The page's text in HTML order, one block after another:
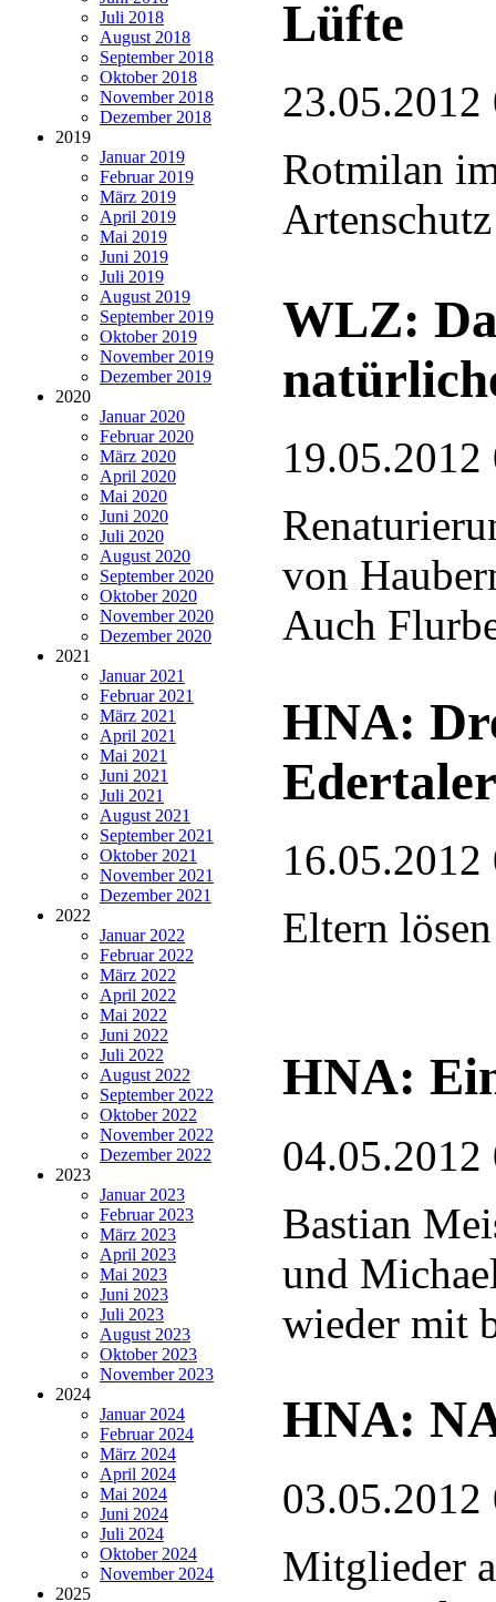
Juli 2018
August 2018
September 2018
Oktober 2018
November 2018
Dezember 2018
2019
Januar 2019
Februar 2019
März 2019
April 2019
Mai 2019
Juni 2019
Juli 2019
August 2019
September 2019
Oktober 2019
November 2019
Dezember 2019
2020
Januar 2020
Februar 2020
März 2020
April 2020
Mai 2020
Juni 2020
Juli 2020
August 2020
September 2020
Oktober 2020
November 2020
Dezember 2020
2021
Januar 2021
Februar 2021
März 2021
April 2021
Mai 2021
Juni 2021
Juli 2021
August 2021
September 2021
Oktober 2021
November 2021
Dezember 2021
2022
Januar 2022
Februar 2022
März 2022
April 2022
Mai 2022
Juni 2022
Juli 2022
August 2022
September 2022
Oktober 2022
November 2022
Dezember 2022
2023
Januar 2023
Februar 2023
März 2023
April 2023
Mai 2023
Juni 2023
Juli 2023
August 2023
Oktober 2023
November 2023
2024
Januar 2024
Februar 2024
März 2024
April 2024
Mai 2024
Juni 2024
Juli 2024
Oktober 2024
November 2024
2025
Lüfte
23.05.2012
Rotmilan
WLZ:
19.05.2012
von
Auch
HNA:
16.05.2012
Eltern
HNA:
04.05.2012
Bastian
und
wieder mit
HNA:
03.05.2012
Mitglieder